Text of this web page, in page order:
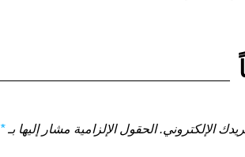
الإلكتروني. الحقول الإلزامية مشار إليها بـ*